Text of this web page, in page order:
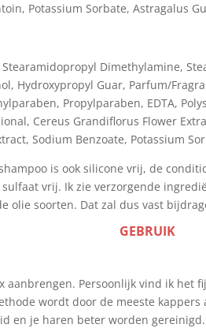
Potassium Sorbate, Astragalus
Dimethylamine,
Hydroxypropyl Guar, Parfum/
Propylparaben, EDTA,
Cereus Grandiflorus Flower
Sodium Benzoate, Potassium
is ook silicone vrij, de
vrij. Ik zie verzorgende
olie soorten. Dat zal dus vast
GEBRUIK
aanbrengen. Persoonlijk vind ik het
wordt door de meeste
en je haren beter worden